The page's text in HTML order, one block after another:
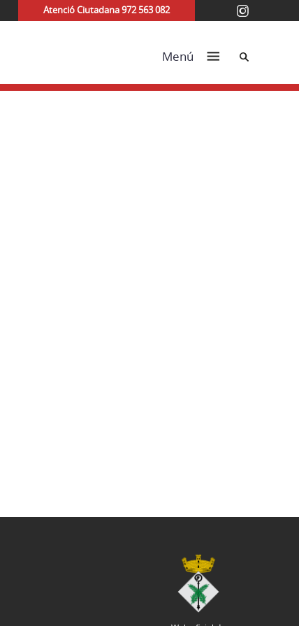
Atenció Ciutadana 972 563 082
Menú Cerca